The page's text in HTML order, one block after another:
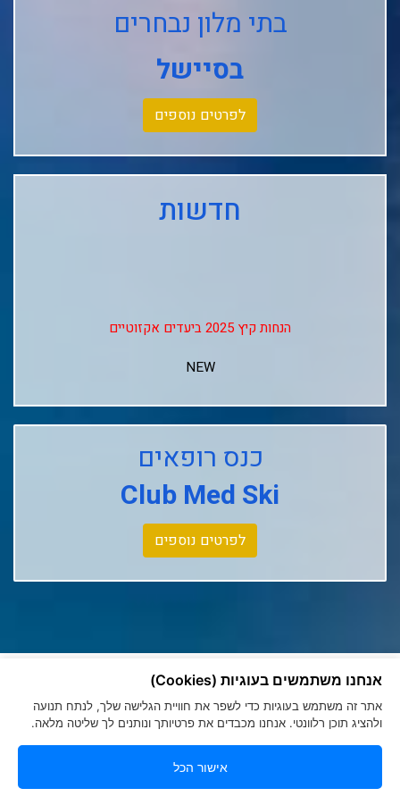
בתי מלון נבחרים
בסיישל
לפרטים נוספים
חדשות
NEW
↓↓↓
Club Med L'alpe D'huez
Club Med La Rosiere
Club Med Tignes
כנס רופאים
Club Med Ski
לפרטים נוספים
הצהרת נגישות|מדיניות פרטיות
info@romytours.co.il
אנחנו משתמשים בעוגיות (Cookies)
אתר זה משתמש בעוגיות כדי לשפר את חוויית הגלישה שלך, לנתח תנועה
ולהציג תוכן רלוונטי. אנחנו מכבדים את פרטיותך ונותנים לך שליטה מלאה.
אישור הכל